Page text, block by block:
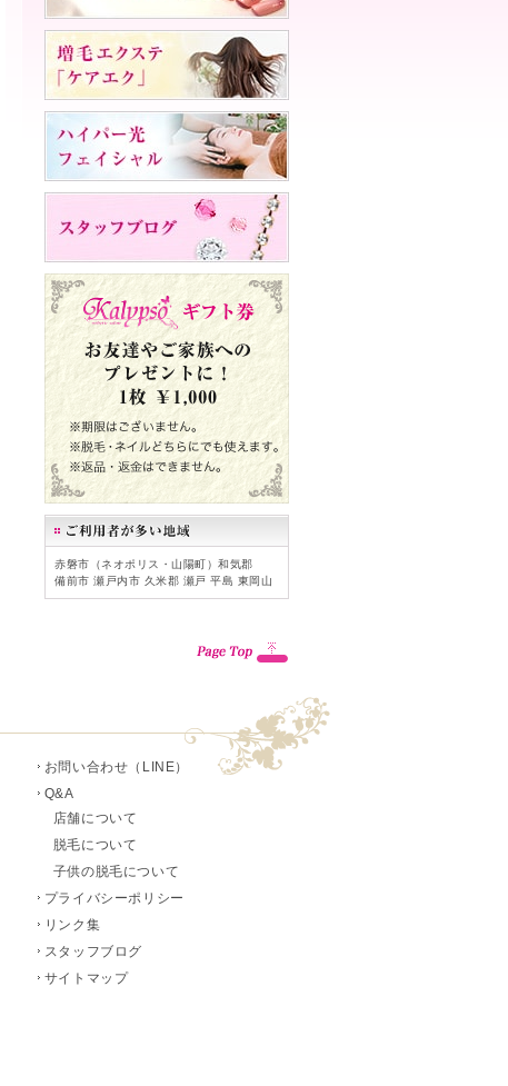
赤磐市（ネオポリス・山陽町）和気郡
備前市 瀬戸内市 久米郡 瀬戸 平島 東岡山
お問い合わせ（LINE）
Q&A
店舗について
脱毛について
子供の脱毛について
プライバシーポリシー
リンク集
スタッフブログ
サイトマップ